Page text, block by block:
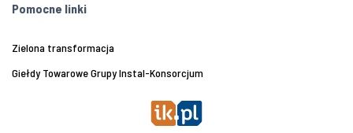
Pomocne linki
Zielona transformacja
Giełdy Towarowe Grupy Instal-Konsorcjum